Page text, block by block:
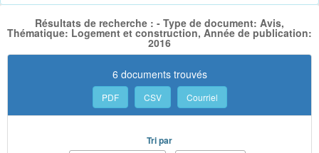
Résultats de recherche : - Type de document: Avis,
Thématique: Logement et construction, Année de publication:
2016
6 documents trouvés
PDF CSV Courriel
Tri par